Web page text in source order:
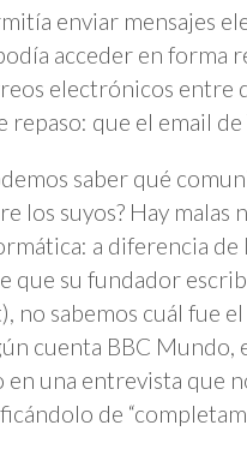
enviar mensajes
acceder en forma
electrónicos entre
repaso: que el email
saber qué
los suyos? Hay
a diferencia de
que su fundador
no sabemos cuál fue
cuenta BBC
en una entrevista que
de